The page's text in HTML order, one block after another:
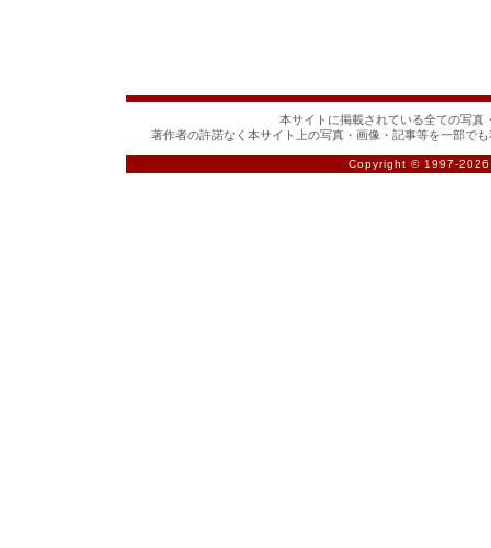
本サイトに掲載されている全ての写真
著作者の許諾なく本サイト上の写真・画像・記事等を一部で
Copyright © 1997-